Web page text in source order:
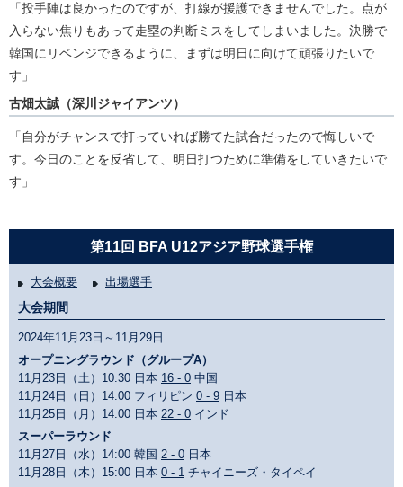
「投手陣は良かったのですが、打線が援護できませんでした。点が
入らない焦りもあって走塁の判断ミスをしてしまいました。決勝で
韓国にリベンジできるように、まずは明日に向けて頑張りたいで
す」
古畑太誠（深川ジャイアンツ）
「自分がチャンスで打っていれば勝てた試合だったので悔しいで
す。今日のことを反省して、明日打つために準備をしていきたいで
す」
第11回 BFA U12アジア野球選手権
大会概要 出場選手
大会期間
2024年11月23日～11月29日
オープニングラウンド（グループA）
11月23日（土）10:30 日本 16 - 0 中国
11月24日（日）14:00 フィリピン 0 - 9 日本
11月25日（月）14:00 日本 22 - 0 インド
スーパーラウンド
11月27日（水）14:00 韓国 2 - 0 日本
11月28日（木）15:00 日本 0 - 1 チャイニーズ・タイペイ